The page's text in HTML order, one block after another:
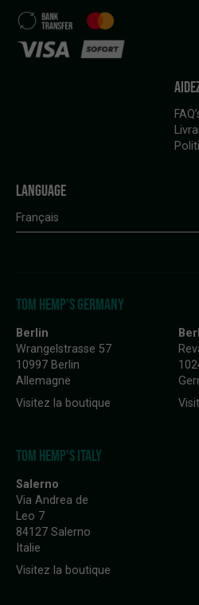
LANGUAGE
Français
TOM HEMP'S GERMANY
Berlin
Wrangelstrasse 57
10997 Berlin
Allemagne
Visitez la boutique
TOM HEMP'S ITALY
Salerno
Via Andrea de
Leo 7
84127 Salerno
Italie
Visitez la boutique